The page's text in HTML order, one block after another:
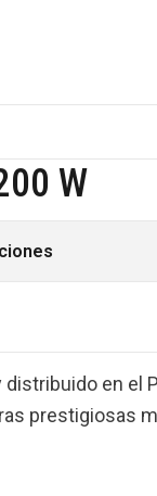
Inox
W
distribuido en el
prestigiosas